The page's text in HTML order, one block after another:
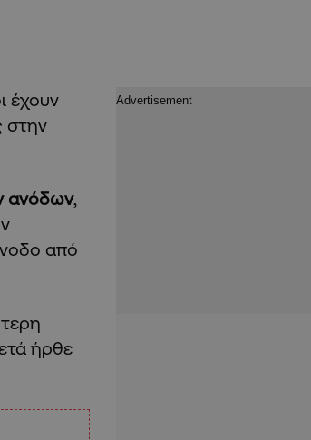
έχουν
στην
ανόδων,
από
ήρθε